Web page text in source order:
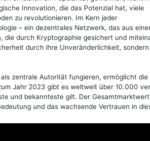
Innovation, die das Potenzial hat, viele
zu revolutionieren. Im Kern jeder
– ein dezentrales Netzwerk, das aus
die durch Kryptographie gesichert und
durch ihre Unveränderlichkeit,
zentrale Autorität fungieren, ermöglicht
Jahr 2023 gibt es weltweit über 10.000
und bekannteste gilt. Der
und das wachsende Vertrauen in